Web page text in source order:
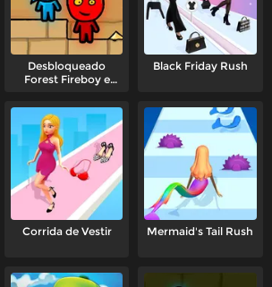
Desbloqueado
Forest Fireboy e
Black Friday Rush
Corrida de Vestir Mermaid's Tail Rush